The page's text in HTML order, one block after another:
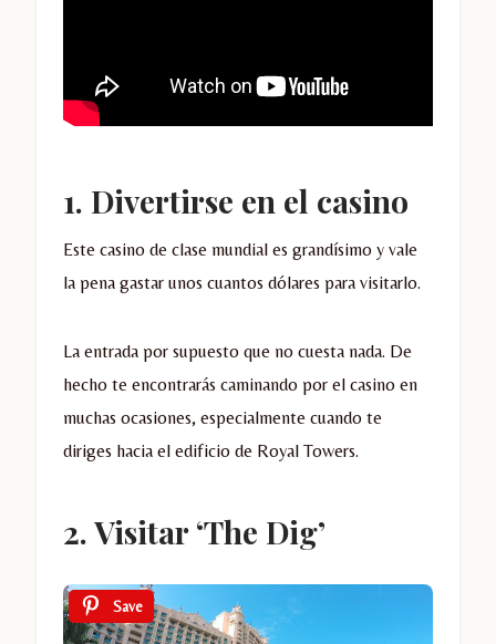
1. Divertirse en el casino
Este casino de clase mundial es grandísimo y vale
la pena gastar unos cuantos dólares para visitarlo.
La entrada por supuesto que no cuesta nada. De
hecho te encontrarás caminando por el casino en
muchas ocasiones, especialmente cuando te
diriges hacia el edificio de Royal Towers.
2. Visitar ‘The Dig’
Save